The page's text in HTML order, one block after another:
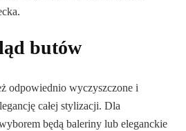
butów
odpowiednio wyczyszczone i
całej stylizacji. Dla
będą baleriny lub eleganckie